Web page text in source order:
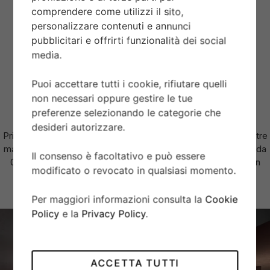
VETRO
Vetro zaffiro piatto.
Autonomia di circa 70 ore.
BRACCIALE
Prime maglie centrali in acciaio o in oro giallo massiccio. Le altre
maglie centrali sono costituite da un’anima in acciaio rivestita da
0,2 mm di oro giallo. Chiusura pieghevole TUDOR “T-fit” con
fermaglio di sicurezza. Il logo sul fermaglio è realizzato.
comprendere come utilizzi il sito,
personalizzare contenuti e annunci
pubblicitari e offrirti funzionalità dei social
media.
Puoi accettare tutti i cookie, rifiutare quelli
non necessari oppure gestire le tue
preferenze selezionando le categorie che
desideri autorizzare.
Il consenso è facoltativo e può essere
modificato o revocato in qualsiasi momento.
Per maggiori informazioni consulta la Cookie
Policy e la Privacy Policy.
ACCETTA TUTTI